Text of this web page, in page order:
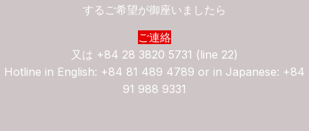
するご希望が御座いましたら
ご連絡
又は +84 28 3820 5731 (line 22)
Hotline in English: +84 81 489 4789 or in Japanese: +84
91 988 9331